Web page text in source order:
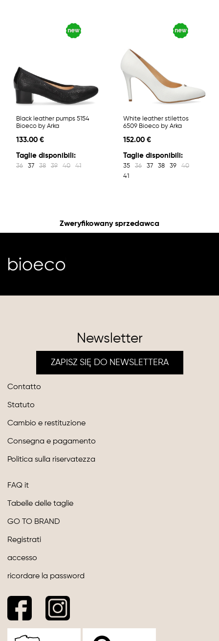
Black leather pumps 5154
Bioeco by Arka
133.00 €
Taglie disponibili:
36 37 38 39 40 41
White leather stilettos
6509 Bioeco by Arka
152.00 €
Taglie disponibili:
35 36 37 38 39
40
41
Zweryfikowany sprzedawca
Newsletter
ZAPISZ SIĘ DO NEWSLETTERA
Contatto
Statuto
Cambio e restituzione
Consegna e pagamento
Politica sulla riservatezza
FAQ it
Tabelle delle taglie
GO TO BRAND
Registrati
accesso
ricordare la password